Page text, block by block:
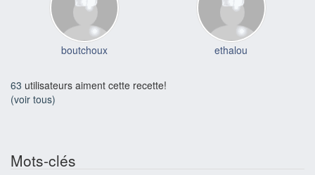
boutchoux ethalou
63 utilisateurs aiment cette recette!
(voir tous)
Mots-clés